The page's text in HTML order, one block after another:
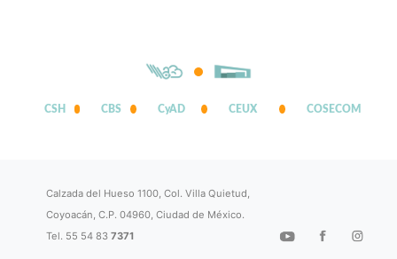
CSH CBS CyAD CEUX COSECOM
Calzada del Hueso 1100, Col. Villa Quietud,
Coyoacán, C.P. 04960, Ciudad de México.
Tel. 55 54 837371